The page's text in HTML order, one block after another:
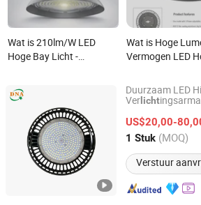
Wat is 210lm/W LED
Hoge Bay Licht -
voor Magazijn
Wat is Hoge
Vermogen LED
Enkele CCT &
Schakelbaar
200lm/W
Industriële
Duurzaam LED
Ver licht
US$20,00-
1 Stuk (MOQ)
Verstuur
Changzhou DNA International Co., Ltd
Jiangsu, China Sinds 2026